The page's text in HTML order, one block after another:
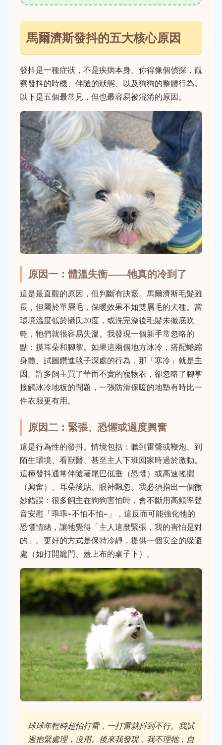
馬爾濟斯發抖的五大核心原因
發抖是一種症狀，不是疾病本身。你得像個偵探，觀
察發抖的時機、伴隨的狀態、以及狗狗的整體行為。
以下是五個最常見，但也最容易被混淆的原因。
原因一：體溫失衡——牠真的冷到了
這是最直觀的原因，但判斷有訣竅。馬爾濟斯毛髮雖
長，但屬於單層毛，保暖效果不如雙層毛的犬種。當
環境溫度低於攝氏20度，或洗完澡後毛髮未徹底吹
乾，牠們就很容易失溫。我發現一個新手常忽略的
點：摸耳朵和腳掌。如果這兩個地方冰冷，搭配蜷縮
身體、試圖鑽進毯子深處的行為，那「寒冷」就是主
因。許多飼主買了華而不實的寵物衣，卻忽略了腳掌
接觸冰冷地板的問題，一張防滑保暖的地墊有時比一
件衣服更有用。
原因二：緊張、恐懼或過度興奮
這是行為性的發抖。情境包括：聽到雷聲或鞭炮、到
陌生環境、看獸醫、甚至主人下班回家時過於激動。
這種發抖通常伴隨著尾巴低垂（恐懼）或高速搖擺
（興奮）、耳朵後貼、眼神飄忽。我必須指出一個微
妙錯誤：很多飼主在狗狗害怕時，會不斷用高頻率聲
音安慰「乖乖~不怕不怕~」，這反而可能強化牠的
恐懼情緒，讓牠覺得「主人這麼緊張，我的害怕是對
的」。更好的方式是保持冷靜，提供一個安全的躲避
處（如打開籠門、蓋上布的桌子下）。
球球年輕時超怕打雷，一打雷就抖到不行。我試
過抱緊處理，沒用。後來我發現，我不理牠，自